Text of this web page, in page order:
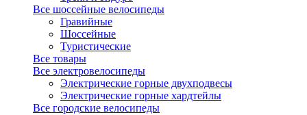
Все шоссейные велосипеды
Гравийные
Шоссейные
Туристические
Все товары
Все электровелосипеды
Электрические горные двухподвесы
Электрические горные хардтейлы
Все городские велосипеды